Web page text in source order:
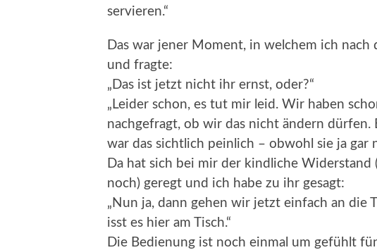
servieren.“
Das war jener Moment, in welchem ich nach
und fragte:
„Das ist jetzt nicht ihr ernst, oder?“
„Leider schon, es tut mir leid. Wir haben
nachgefragt, ob wir das nicht ändern dürfen.
war das sichtlich peinlich – obwohl sie ja gar
Da hat sich bei mir der kindliche Widerstand
noch) geregt und ich habe zu ihr gesagt:
„Nun ja, dann gehen wir jetzt einfach an die
isst es hier am Tisch.“
Die Bedienung ist noch einmal um gefühlt